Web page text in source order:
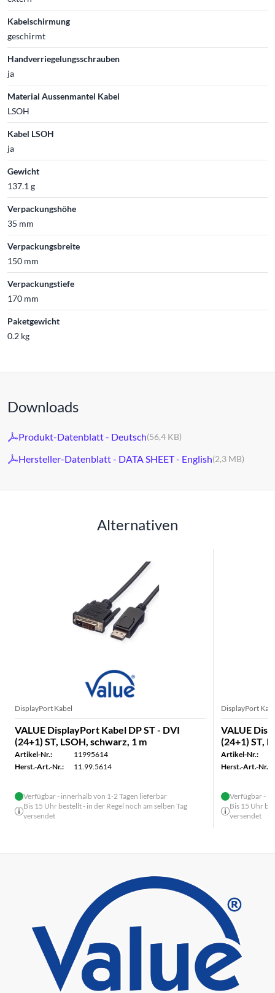
Kabelschirmung
geschirmt
Handverriegelungsschrauben
ja
Material Aussenmantel Kabel
LSOH
Kabel LSOH
ja
Gewicht
137.1 g
Verpackungshöhe
35 mm
Verpackungsbreite
150 mm
Verpackungstiefe
170 mm
Paketgewicht
0.2 kg
Downloads
Produkt-Datenblatt - Deutsch(56,4 KB)
Hersteller-Datenblatt - DATA SHEET - English(2,3 MB)
Alternativen
DisplayPort Kabel
VALUE DisplayPort Kabel DP ST - DVI
(24+1) ST, LSOH, schwarz, 1 m
Artikel-Nr.:
11995614
Herst.-Art.-Nr.:
11.99.5614
Verfügbar - innerhalb von 1-2 Tagen lieferbar
Bis 15 Uhr bestellt - in der Regel noch am selben Tag
versendet
DisplayPort
VALUE
(24+1) ST,
Artikel-Nr.:
Herst.-Art.-Nr.:
Verfügbar -
Bis 15 Uhr
versendet